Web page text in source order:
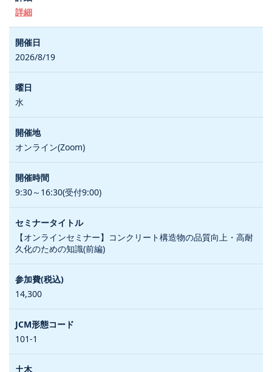
詳細
2026/8/19
水
オンライン(Zoom)
9:30～16:30(受付9:00)
【オンラインセミナー】コンクリート構造物の品質向上・高耐
久化のための知識(前編)
14,300
101-1